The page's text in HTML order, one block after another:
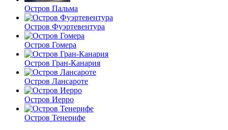
Остров Пальма
Остров Фуэртевентура
Остров Гомера
Остров Гран-Канария
Остров Лансароте
Остров Иерро
Остров Тенерифе